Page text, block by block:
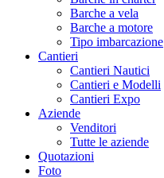
Barche a vela
Barche a motore
Tipo imbarcazione
Cantieri
Cantieri Nautici
Cantieri e Modelli
Cantieri Expo
Aziende
Venditori
Tutte le aziende
Quotazioni
Foto